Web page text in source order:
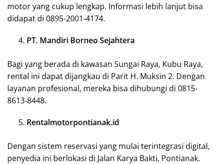
motor yang cukup lengkap. Informasi lebih lanjut bisa
didapat di 0895-2001-4174.
PT. Mandiri Borneo Sejahtera
Bagi yang berada di kawasan Sungai Raya, Kubu Raya,
rental ini dapat dijangkau di Parit H. Muksin 2. Dengan
layanan profesional, mereka bisa dihubungi di 0815-
8613-8448.
Rentalmotorpontianak.id
Dengan sistem reservasi yang mulai terintegrasi digital,
penyedia ini berlokasi di Jalan Karya Bakti, Pontianak.